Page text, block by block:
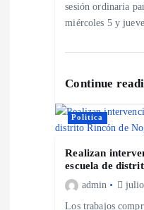
sesión ordinaria
miércoles 5 y
Continue
Politica
Realizan
escuela de
admin
Los trabajos